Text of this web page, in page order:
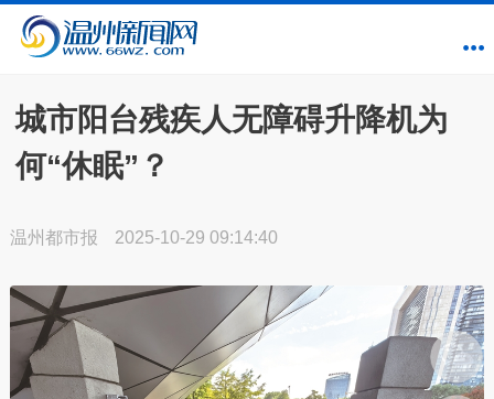
城市阳台残疾人无障碍升降机为
何“休眠”？
温州都市报 2025-10-29 09:14:40